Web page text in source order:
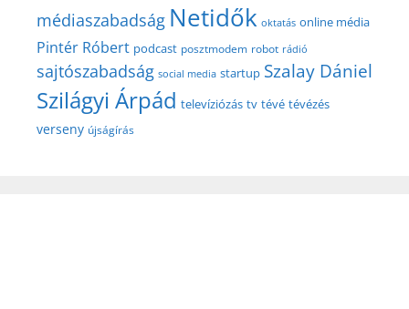
médiaszabadság Netidők oktatás online média
Pintér Róbert podcast posztmodem robot rádió
sajtószabadság social media startup Szalay Dániel
Szilágyi Árpád televíziózás tv tévé tévézés
verseny újságírás